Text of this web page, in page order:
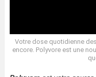
Votre dose quotidienne
encore. Polyvore est une